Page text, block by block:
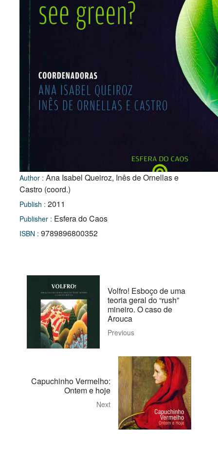
Author : Ana Isabel Queiroz, Inês de Ornellas e
Castro (coord.)
Publish : 2011
Publisher : Esfera do Caos
ISBN : 9789896800352
Volfro! Esboço de uma
teoria geral do “rush”
mineiro. O caso de
Arouca
Previous
Capuchinho Vermelho:
Ontem e hoje
Next